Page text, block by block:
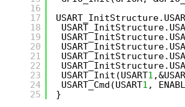
16
17
18
19
20
21
22
23
24
25
USART_Init(USART1
USART_Cmd(USART1 ,
}